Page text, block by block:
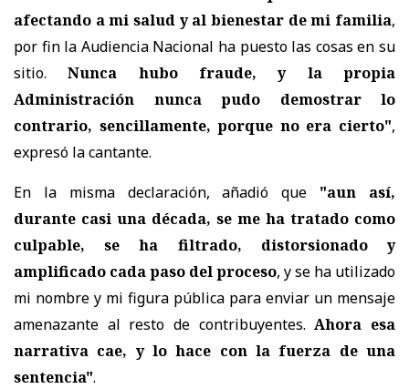
afectando a mi salud y al bienestar de mi familia,
por fin la Audiencia Nacional ha puesto las cosas en su
sitio. Nunca hubo fraude, y la propia
Administración nunca pudo demostrar lo
contrario, sencillamente, porque no era cierto",
expresó la cantante.
En la misma declaración, añadió que "aun así,
durante casi una década, se me ha tratado como
culpable, se ha filtrado, distorsionado y
amplificado cada paso del proceso, y se ha utilizado
mi nombre y mi figura pública para enviar un mensaje
amenazante al resto de contribuyentes. Ahora esa
narrativa cae, y lo hace con la fuerza de una
sentencia".